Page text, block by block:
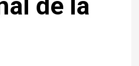
de la